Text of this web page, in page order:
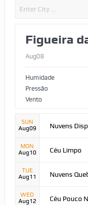
Figueira
Aug08
Humidade
Pressão
Vento
SUN
Aug09
Nuvens
MON
Aug10
Céu Limpo
TUE
Aug11
Nuvens
WED
Aug12
Céu Pouco